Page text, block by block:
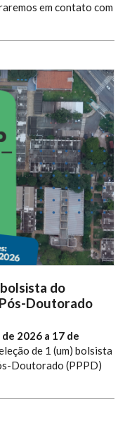
em contato com
do
Doutorado
2026 a 17 de
de 1 (um) bolsista
Doutorado (PPPD)